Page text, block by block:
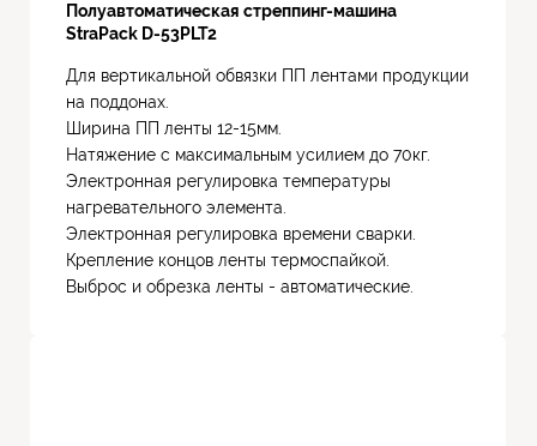
Полуавтоматическая стреппинг-машина
StraPack D-53PLT2
Для вертикальной обвязки ПП лентами продукции
на поддонах.
Ширина ПП ленты 12-15мм.
Натяжение с максимальным усилием до 70кг.
Электронная регулировка температуры
нагревательного элемента.
Электронная регулировка времени сварки.
Крепление концов ленты термоспайкой.
Выброс и обрезка ленты - автоматические.